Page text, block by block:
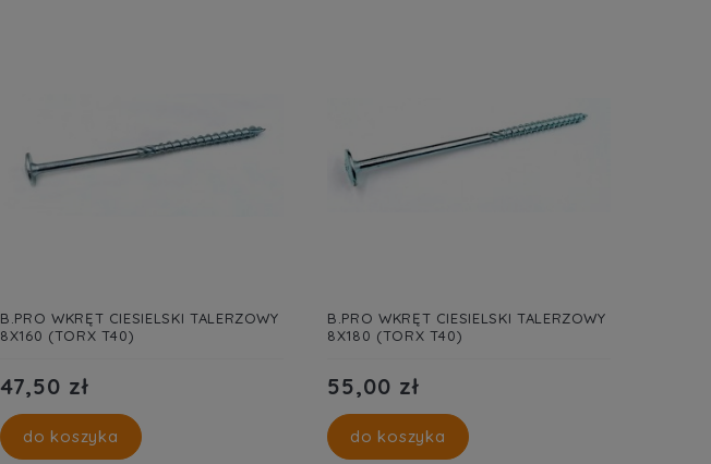
B.PRO WKRĘT CIESIELSKI TALERZOWY
8X160 (TORX T40)
47,50 zł
do koszyka
B.PRO WKRĘT CIESIELSKI TALERZOWY
8X180 (TORX T40)
55,00 zł
do koszyka